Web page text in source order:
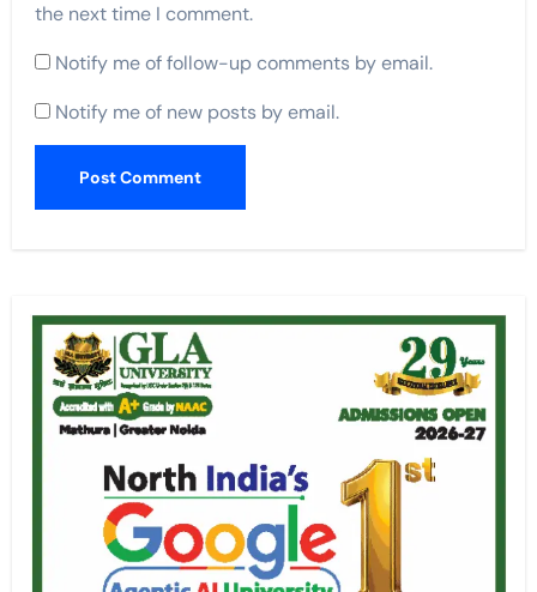
the next time I comment.
Notify me of follow-up comments by email.
Notify me of new posts by email.